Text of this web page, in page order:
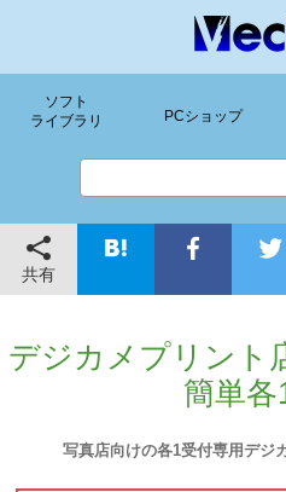
ソフト
ライブラリ
PCショップ
共有
デジカメプリント
簡単各
写真店向けの各1受付専用デジ